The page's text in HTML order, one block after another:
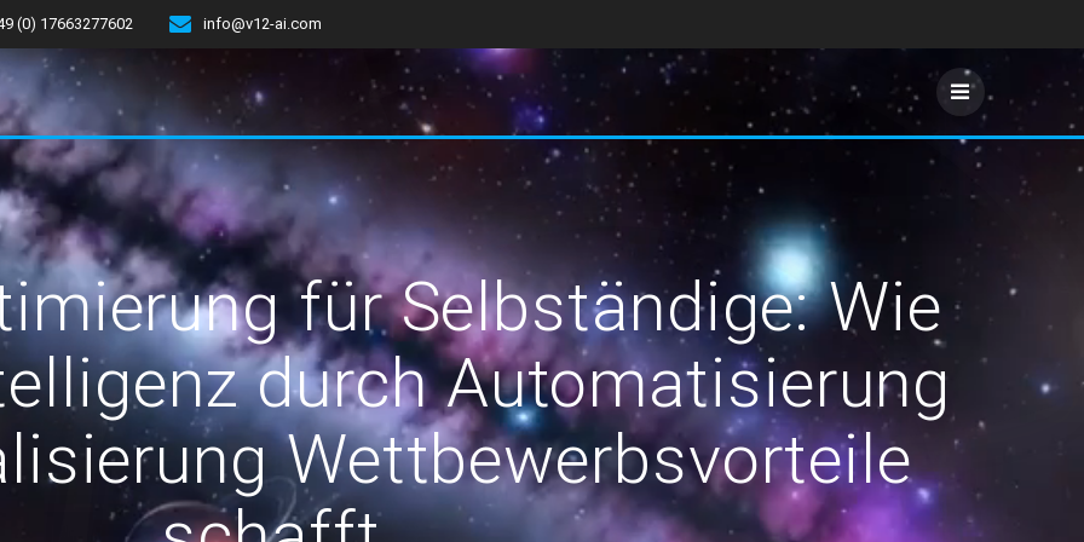
(0) 17663277602 info@v12-ai.com
für Selbständige: Wie
durch Automatisierung
Wettbewerbsvorteile